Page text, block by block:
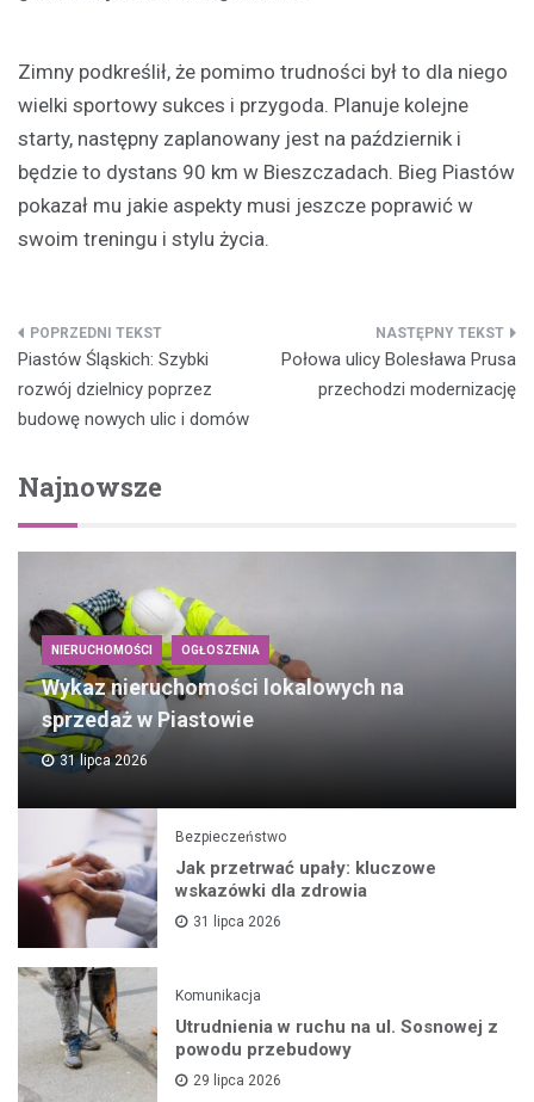
Zimny podkreślił, że pomimo trudności był to dla niego
wielki sportowy sukces i przygoda. Planuje kolejne
starty, następny zaplanowany jest na październik i
będzie to dystans 90 km w Bieszczadach. Bieg Piastów
pokazał mu jakie aspekty musi jeszcze poprawić w
swoim treningu i stylu życia.
Nawigacja
wpisu
Piastów Śląskich: Szybki
rozwój dzielnicy poprzez
budowę nowych ulic i domów
Połowa ulicy Bolesława Prusa
przechodzi modernizację
Najnowsze
NIERUCHOMOŚCI OGŁOSZENIA
Wykaz nieruchomości lokalowych na
sprzedaż w Piastowie
31 lipca 2026
Bezpieczeństwo
Jak przetrwać upały: kluczowe
wskazówki dla zdrowia
31 lipca 2026
Komunikacja
Utrudnienia w ruchu na ul. Sosnowej z
powodu przebudowy
29 lipca 2026